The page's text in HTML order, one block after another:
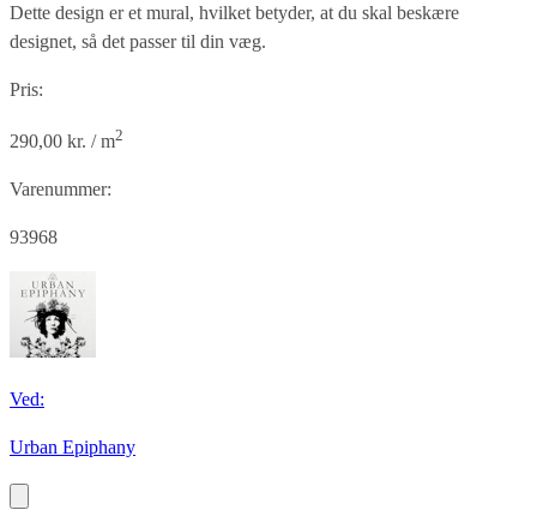
Dette design er et mural, hvilket betyder, at du skal beskære
designet, så det passer til din væg.
Pris:
290,00 kr. / m2
Varenummer:
93968
Ved:
Urban Epiphany